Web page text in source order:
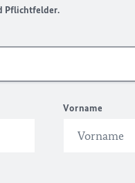
Pflichtfelder.
Vorname